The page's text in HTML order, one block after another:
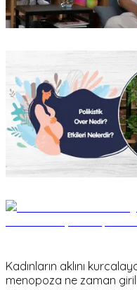
Kadınların aklını
menopoza ne zaman